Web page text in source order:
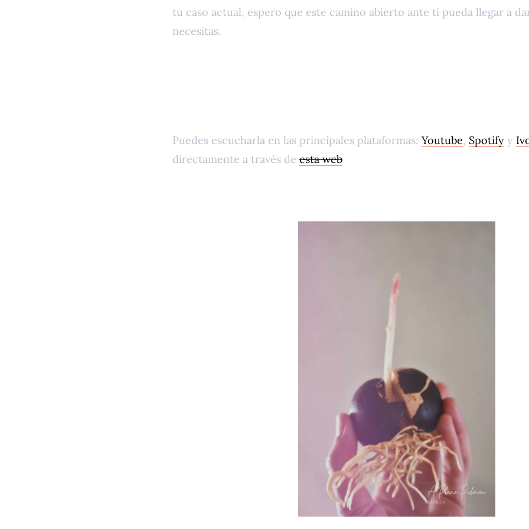
tu caso actual, espero que este camino abierto ante ti pueda llegar a
necesitas.
Puedes escucharla en las principales plataformas: Youtube, Spotify y
directamente a través de esta web